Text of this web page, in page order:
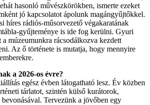
hasonló művészkörökben, ismerte ezeket
jó kapcsolatot ápolunk magángyűjtőkkel.
híres rádiós-műsorvezető végakaratának
gyűjteménye is ide fog kerülni. Gyuri
a múzeumunkra rácsodálkozva kezdett
Az ő története is mutatja, hogy mennyire
a 2026-os évre?
egész évben látogatható lesz. Év közben
tárlatot, szintén külső kurátorok,
Tervezünk a jövőben egy